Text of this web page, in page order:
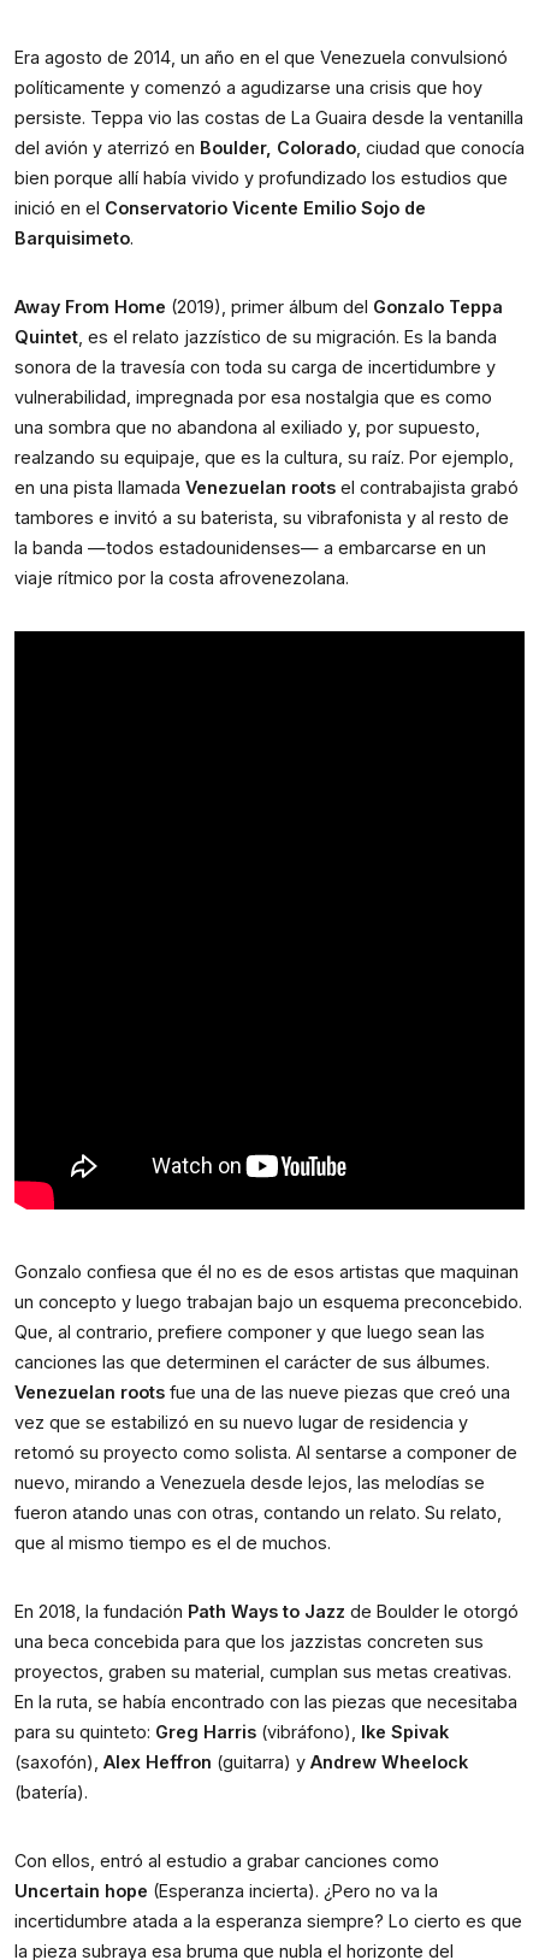
Era agosto de 2014, un año en el que Venezuela convulsionó
políticamente y comenzó a agudizarse una crisis que hoy
persiste. Teppa vio las costas de La Guaira desde la ventanilla
del avión y aterrizó en Boulder, Colorado, ciudad que conocía
bien porque allí había vivido y profundizado los estudios que
inició en el Conservatorio Vicente Emilio Sojo de
Barquisimeto.
Away From Home (2019), primer álbum del Gonzalo Teppa
Quintet, es el relato jazzístico de su migración. Es la banda
sonora de la travesía con toda su carga de incertidumbre y
vulnerabilidad, impregnada por esa nostalgia que es como
una sombra que no abandona al exiliado y, por supuesto,
realzando su equipaje, que es la cultura, su raíz. Por ejemplo,
en una pista llamada Venezuelan roots el contrabajista grabó
tambores e invitó a su baterista, su vibrafonista y al resto de
la banda —todos estadounidenses— a embarcarse en un
viaje rítmico por la costa afrovenezolana.
Gonzalo confiesa que él no es de esos artistas que maquinan
un concepto y luego trabajan bajo un esquema preconcebido.
Que, al contrario, prefiere componer y que luego sean las
Venezuelan roots fue una de las nueve piezas que creó una
vez que se estabilizó en su nuevo lugar de residencia y
retomó su proyecto como solista. Al sentarse a componer de
nuevo, mirando a Venezuela desde lejos, las melodías se
fueron atando unas con otras, contando un relato. Su relato,
que al mismo tiempo es el de muchos.
En 2018, la fundación Path Ways to Jazz de Boulder le otorgó
una beca concebida para que los jazzistas concreten sus
proyectos, graben su material, cumplan sus metas creativas.
En la ruta, se había encontrado con las piezas que necesitaba
para su quinteto: Greg Harris (vibráfono), Ike Spivak
(saxofón), Alex Heffron (guitarra) y Andrew Wheelock
(batería).
Uncertain hope (Esperanza incierta). ¿Pero no va la
incertidumbre atada a la esperanza siempre? Lo cierto es que
la pieza subraya esa bruma que nubla el horizonte del